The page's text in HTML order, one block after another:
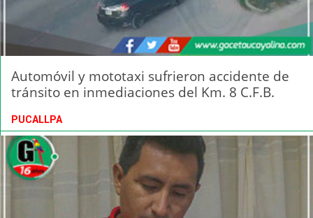
Automóvil y mototaxi sufrieron accidente de
tránsito en inmediaciones del Km. 8 C.F.B.
PUCALLPA